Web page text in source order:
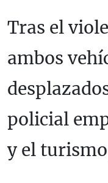
Tras el
ambos
policial
y el